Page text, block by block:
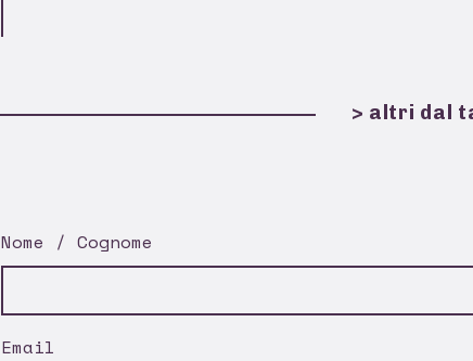
> altri dal
Nome / Cognome
Email